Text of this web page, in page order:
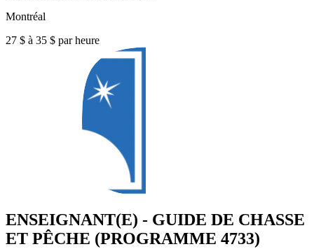
Montréal
27 $ à 35 $ par heure
ENSEIGNANT(E) - GUIDE DE CHASSE
ET PÊCHE (PROGRAMME 4733)